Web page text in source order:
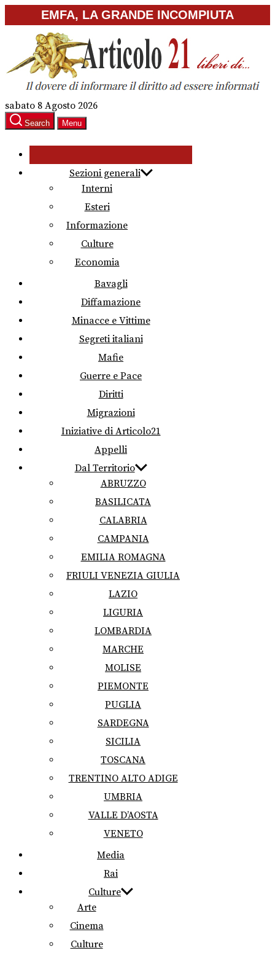
to
content
EMFA, LA GRANDE INCOMPIUTA
sabato 8 Agosto 2026
Search Menu
Sezioni generali
Interni
Esteri
Informazione
Culture
Economia
Bavagli
Diffamazione
Minacce e Vittime
Segreti italiani
Mafie
Guerre e Pace
Diritti
Migrazioni
Iniziative di Articolo21
Appelli
Dal Territorio
ABRUZZO
BASILICATA
CALABRIA
CAMPANIA
EMILIA ROMAGNA
FRIULI VENEZIA GIULIA
LAZIO
LIGURIA
LOMBARDIA
MARCHE
MOLISE
PIEMONTE
PUGLIA
SARDEGNA
SICILIA
TOSCANA
TRENTINO ALTO ADIGE
UMBRIA
VALLE D’AOSTA
VENETO
Media
Rai
Culture
Arte
Cinema
Culture